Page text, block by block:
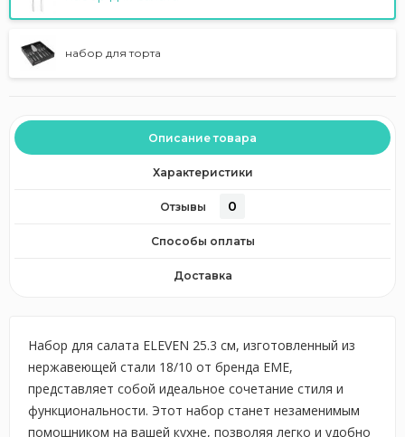
набор для торта
Описание товара
Характеристики
Отзывы 0
Способы оплаты
Доставка
Набор для салата ELEVEN 25.3 см, изготовленный из
нержавеющей стали 18/10 от бренда EME,
представляет собой идеальное сочетание стиля и
функциональности. Этот набор станет незаменимым
помощником на вашей кухне, позволяя легко и удобно